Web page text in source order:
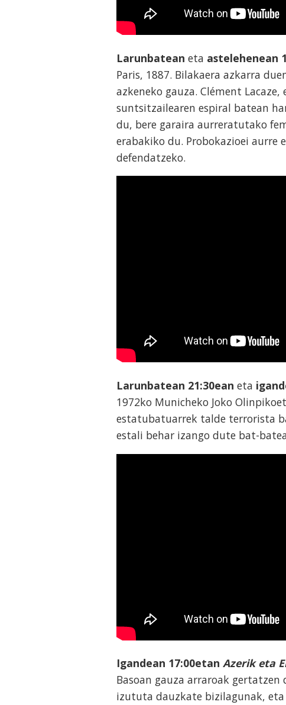
Larunbatean eta astelehenean
Paris, 1887. Bilakaera azkarra
azkeneko gauza. Clément
suntsitzailearen espiral batean
du, bere garaira aurreratutako
erabakiko du. Probokazioei aurre
defendatzeko.
Larunbatean 21:30ean eta i
1972ko Municheko Joko
estatubatuarrek talde terrorista
estali behar izango dute bat-
Igandean 17:00etan Azerik eta
Basoan gauza arraroak
izututa dauzkate bizilagunak,